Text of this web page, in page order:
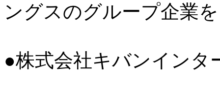
ングスのグループ企業
●株式会社キバンインタ